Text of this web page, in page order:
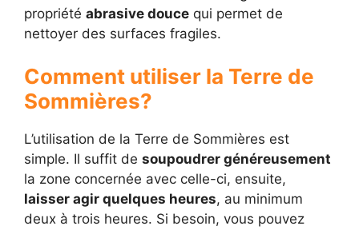
propriété abrasive douce qui permet de
nettoyer des surfaces fragiles.
Comment utiliser la Terre de
Sommières?
L’utilisation de la Terre de Sommières est
simple. Il suffit de soupoudrer généreusement
la zone concernée avec celle-ci, ensuite,
laisser agir quelques heures, au minimum
deux à trois heures. Si besoin, vous pouvez